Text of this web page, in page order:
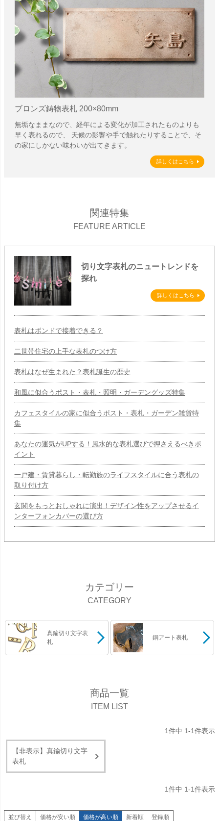
ブロンズ鋳物表札 200×80mm
無垢なままなので、経年による変化が加工されたものよりも
早く表れるので、 天候の影響や手で触れたりすることで、そ
の家にしかない味わいが出てきます。
詳しくはこちら
関連特集
FEATURE ARTICLE
切り文字表札のニュートレンドを
探れ
詳しくはこちら
表札はボンドで接着できる？
二世帯住宅の上手な表札のつけ方
表札はなぜ生まれた？表札誕生の歴史
和風に似合うポスト・表札・照明・ガーデングッズ特集
カフェスタイルの家に似合うポスト・表札・ガーデン雑貨特
集
あなたの運気がUPする！風水的な表札選びで押さえるべきポ
イント
一戸建・賃貸暮らし・転勤族のライフスタイルに合う表札の
取り付け方
玄関をもっとおしゃれに演出！デザイン性をアップさせるイ
ンターフォンカバーの選び方
カテゴリー
CATEGORY
真鍮切り文字表
札
銅アート表札
商品一覧
ITEM LIST
1件中 1-1件表示
【非表示】真鍮切り文字
表札
1件中 1-1件表示
並び替え 価格が安い順 価格が高い順 新着順 登録順